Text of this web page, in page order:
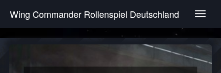
T
g
e
Wing Commander Rollenspiel Deutschland